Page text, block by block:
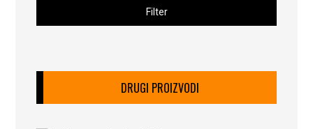
Filter
DRUGI PROIZVODI